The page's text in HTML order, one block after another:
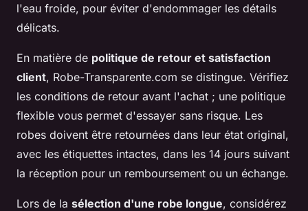
l'eau froide, pour éviter d'endommager les détails
délicats.
En matière de politique de retour et satisfaction
client, Robe-Transparente.com se distingue. Vérifiez
les conditions de retour avant l'achat ; une politique
flexible vous permet d'essayer sans risque. Les
robes doivent être retournées dans leur état original,
avec les étiquettes intactes, dans les 14 jours suivant
la réception pour un remboursement ou un échange.
Lors de la sélection d'une robe longue, considérez